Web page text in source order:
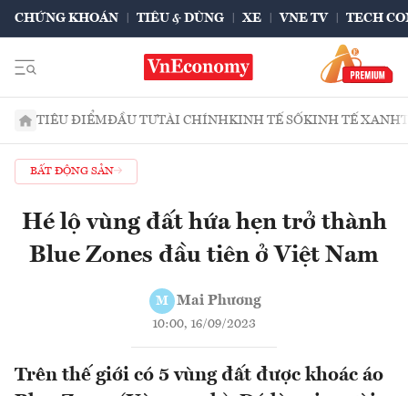
CHỨNG KHOÁN TIÊU & DÙNG XE VNE TV TECH
TIÊU ĐIỂMĐẦU TƯTÀI CHÍNHKINH TẾ SỐKINH TẾ XANH
BẤT ĐỘNG SẢN
Hé lộ vùng đất hứa hẹn trở thành
Blue Zones đầu tiên ở Việt Nam
M Mai Phương
10:00, 16/09/2023
Trên thế giới có 5 vùng đất được khoác áo